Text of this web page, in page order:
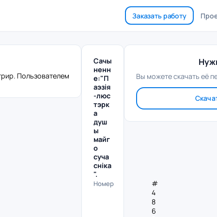
Заказать работу
Пользователем
Сачы
ненн
е:"П
аэзiя
-люс
тэрк
а
душ
ы
майг
о
суча
снiка
".
Номер
#
4
8
6
Вы можете скачать её